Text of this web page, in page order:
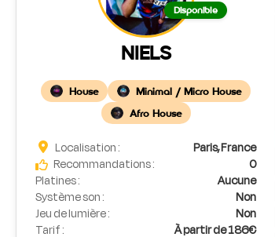
Disponible
NIELS
House
Minimal / Micro House
Afro House
Localisation :
Paris, France
Recommandations :
0
Platines :
Aucune
Système son :
Non
Jeu de lumière :
Non
Tarif :
À partir de 186€